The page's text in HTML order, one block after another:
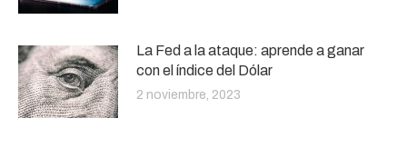
La Fed a la ataque: aprende a ganar
con el índice del Dólar
2 noviembre, 2023